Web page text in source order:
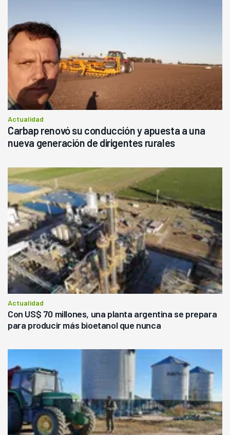
Actualidad
Carbap renovó su conducción y apuesta a una
nueva generación de dirigentes rurales
Actualidad
Con US$ 70 millones, una planta argentina se prepara
para producir más bioetanol que nunca